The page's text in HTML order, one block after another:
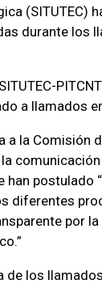
(SITUTEC)
durante los
a llamados en
a la Comisión
han postulado
diferentes
por
de los